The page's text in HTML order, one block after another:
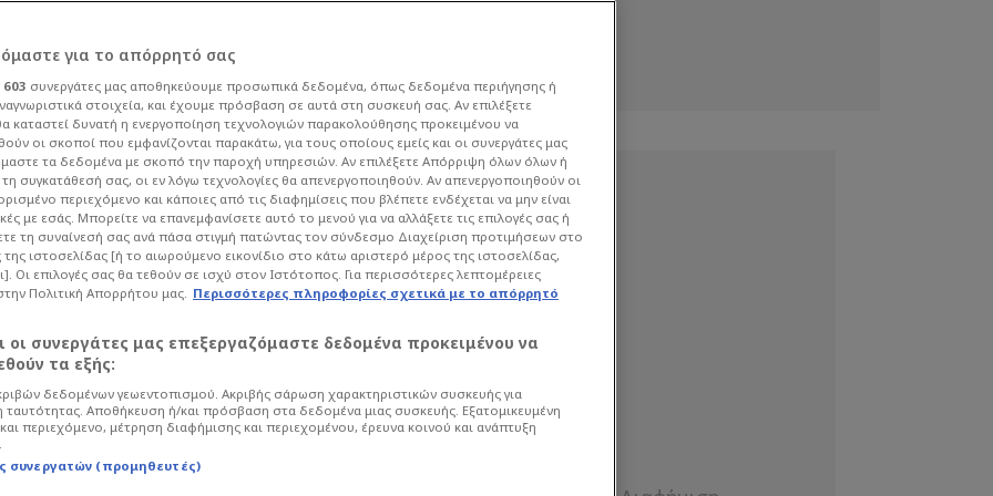
Σπανούλη -
μίλησα με 12
για
της Τρίτης (3/10) ως ο νέος
στον Τύπο αναφέρθηκε τόσο
με τον Greek Freak σε συνομιλία που
για το απόρρητό σας
603 συνεργάτες μας αποθηκεύουμε προσωπικά δεδομένα, όπως δεδομένα περιήγησης ή
στοιχεία, και έχουμε πρόσβαση σε αυτά στη συσκευή σας. Αν επιλέξετε
καταστεί δυνατή η ενεργοποίηση τεχνολογιών παρακολούθησης προκειμένου να
οι σκοποί που εμφανίζονται παρακάτω, για τους οποίους εμείς και οι συνεργάτες μας
τα δεδομένα με σκοπό την παροχή υπηρεσιών. Αν επιλέξετε Απόρριψη όλων όλων ή
συγκατάθεσή σας, οι εν λόγω τεχνολογίες θα απενεργοποιηθούν. Αν απενεργοποιηθούν οι
περιεχόμενο και κάποιες από τις διαφημίσεις που βλέπετε ενδέχεται να μην είναι
με εσάς. Μπορείτε να επανεμφανίσετε αυτό το μενού για να αλλάξετε τις επιλογές σας ή
τη συναίνεσή σας ανά πάσα στιγμή πατώντας τον σύνδεσμο Διαχείριση προτιμήσεων στο
ιστοσελίδας [ή το αιωρούμενο εικονίδιο στο κάτω αριστερό μέρος της ιστοσελίδας,
Οι επιλογές σας θα τεθούν σε ισχύ στον Ιστότοπος. Για περισσότερες λεπτομέρειες
Πολιτική Απορρήτου μας. Περισσότερες πληροφορίες σχετικά με το απόρρητό
οι συνεργάτες μας επεξεργαζόμαστε δεδομένα προκειμένου να
τα εξής:
δεδομένων γεωεντοπισμού. Ακριβής σάρωση χαρακτηριστικών συσκευής για
ταυτότητας. Αποθήκευση ή/και πρόσβαση στα δεδομένα μιας συσκευής. Εξατομικευμένη
περιεχόμενο, μέτρηση διαφήμισης και περιεχομένου, έρευνα κοινού και ανάπτυξη
συνεργατών (προμηθευτές)